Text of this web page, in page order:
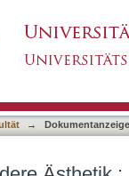
→ Dokumentanzeige